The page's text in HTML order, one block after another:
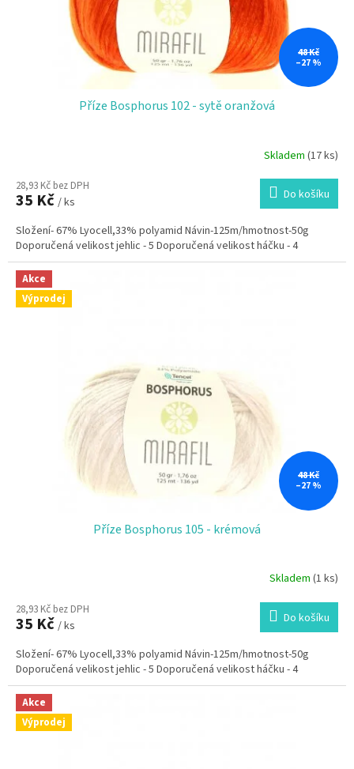
48 Kč
–27 %
Příze Bosphorus 102 - sytě oranžová
Skladem (17 ks)
28,93 Kč bez DPH
35 Kč / ks Do košíku
Složení- 67% Lyocell,33% polyamid Návin-125m/hmotnost-50g
Doporučená velikost jehlic - 5 Doporučená velikost háčku - 4
Akce
Výprodej
48 Kč
–27 %
Příze Bosphorus 105 - krémová
Skladem (1 ks)
28,93 Kč bez DPH
35 Kč / ks Do košíku
Složení- 67% Lyocell,33% polyamid Návin-125m/hmotnost-50g
Doporučená velikost jehlic - 5 Doporučená velikost háčku - 4
Akce
Výprodej